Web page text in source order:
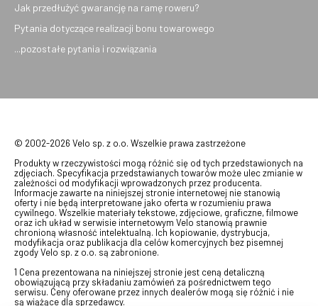
Jak przedłużyć gwarancję na ramę roweru?
Pytania dotyczące realizacji bonu towarowego
...pozostałe pytania i rozwiązania
© 2002-2026 Velo sp. z o.o. Wszelkie prawa zastrzeżone
Produkty w rzeczywistości mogą różnić się od tych przedstawionych na
zdjęciach. Specyfikacja przedstawianych towarów może ulec zmianie w
zależności od modyfikacji wprowadzonych przez producenta.
Informacje zawarte na niniejszej stronie internetowej nie stanowią
oferty i nie będą interpretowane jako oferta w rozumieniu prawa
cywilnego. Wszelkie materiały tekstowe, zdjęciowe, graficzne, filmowe
oraz ich układ w serwisie internetowym Velo stanowią prawnie
chronioną własność intelektualną. Ich kopiowanie, dystrybucja,
modyfikacja oraz publikacja dla celów komercyjnych bez pisemnej
zgody Velo sp. z o.o. są zabronione.
1 Cena prezentowana na niniejszej stronie jest ceną detaliczną
obowiązującą przy składaniu zamówień za pośrednictwem tego
serwisu. Ceny oferowane przez innych dealerów mogą się różnić i nie
są wiążące dla sprzedawcy.